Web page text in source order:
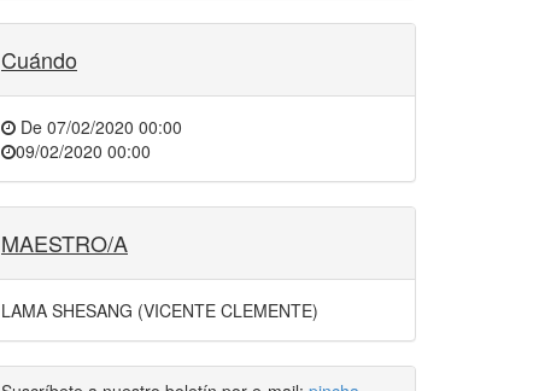
Cuándo
De 07/02/2020 00:00
09/02/2020 00:00
MAESTRO/A
LAMA SHESANG (VICENTE CLEMENTE)